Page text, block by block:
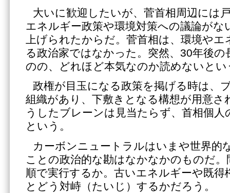
大いに歓迎したいが、菅首相周辺には
エネルギー政策や環境対策への議論がな
上げられたからだ。菅首相は、環境や
る政治家ではなかった。突然、30年後
のの、どれほど本気なのか読めないとい
政権が目玉になる政策を掲げる時は、
組織があり、下敷きとなる構想が用意
うしたブレーンは見当たらず、首相個
という。
カーボンニュートラルはいまや世界的
ことの政治的な勘はなかなかのものだ
順で実行するか。古いエネルギーや既得
とどう対峙（たいじ）するかだろう。